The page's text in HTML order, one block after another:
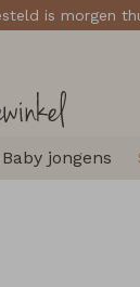
is morgen
Baby jongens